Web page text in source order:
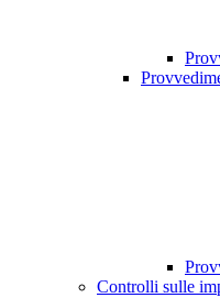
Controlli sulle